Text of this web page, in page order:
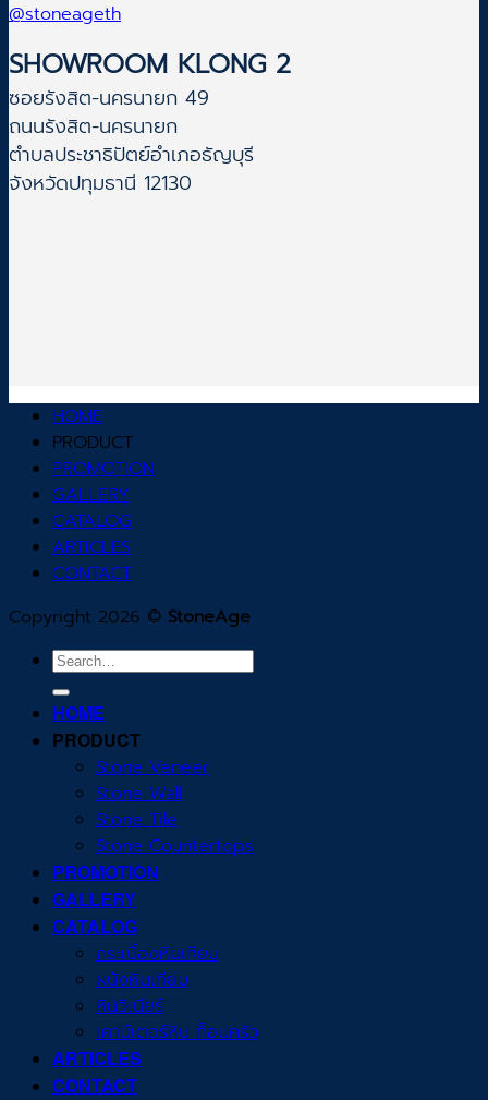
@stoneageth
SHOWROOM KLONG 2
ซอยรังสิต-นครนายก 49
ถนนรังสิต-นครนายก
ตำบลประชาธิปัตย์อำเภอธัญบุรี
จังหวัดปทุมธานี 12130
HOME
PRODUCT
PROMOTION
GALLERY
CATALOG
ARTICLES
CONTACT
Copyright 2026 © StoneAge
Search
for:
HOME
PRODUCT
Stone Veneer
Stone Wall
Stone Tile
Stone Countertops
PROMOTION
GALLERY
CATALOG
กระเบื้องหินเทียม
ผนังหินเทียม
หินวีเนียร์
เคาน์เตอร์หิน ท็อปครัว
ARTICLES
CONTACT